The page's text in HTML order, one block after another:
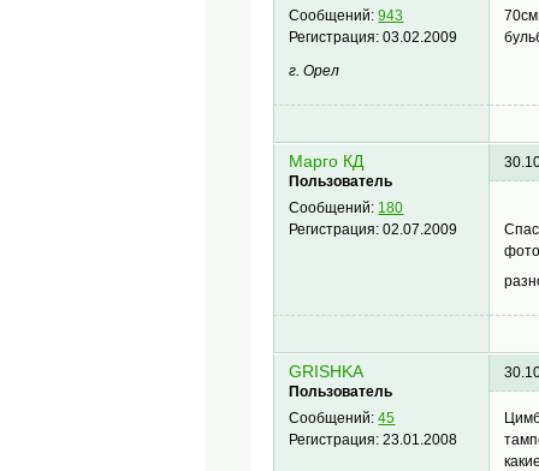
Сообщений:943
Регистрация:03.02.2009
г. Орел
Марго КД
Пользователь
Сообщений: 180
Регистрация:02.07.2009
GRISHKA
Пользователь
Сообщений:45
Регистрация:23.01.2008